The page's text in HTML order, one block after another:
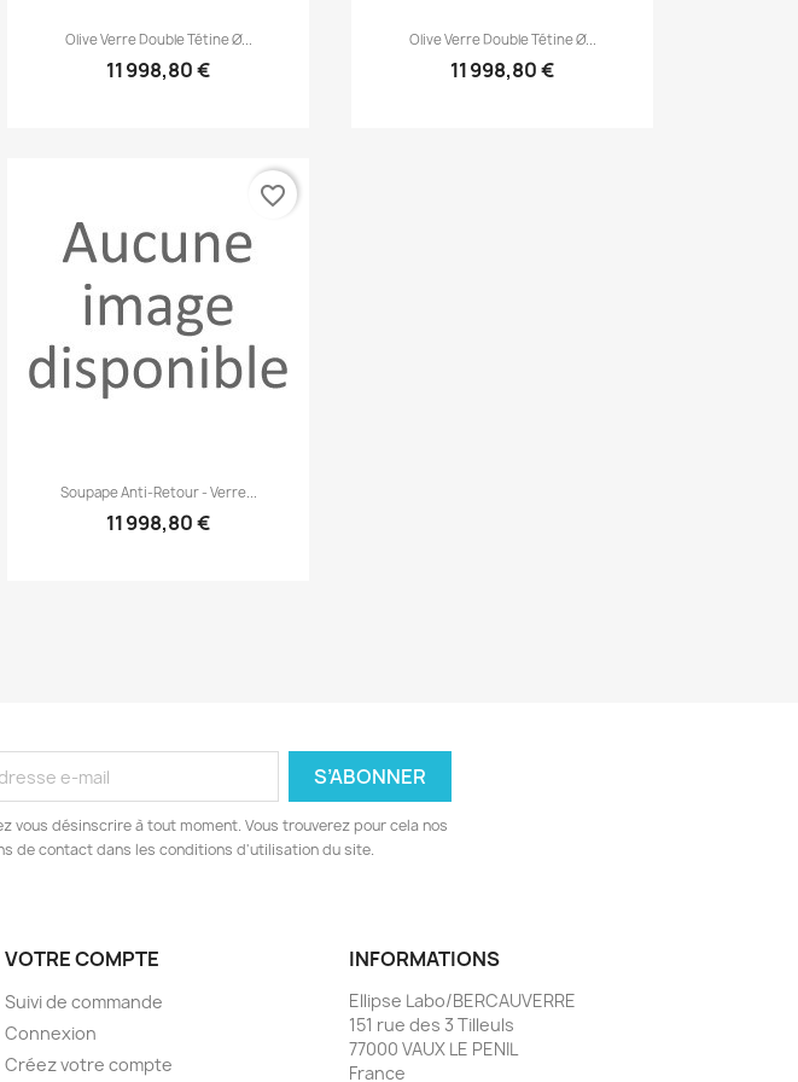
Aperçu rapide
Olive Verre Double Tétine Ø...
11 998,80 €
Aperçu rapide
Olive Verre Double Tétine Ø...
11 998,80 €
Aperçu rapide
Soupape Anti-Retour - Verre...
11 998,80 €
favorite_border
vous désinscrire à tout moment. Vous trouverez pour cela nos
de contact dans les conditions d'utilisation du site.
VOTRE COMPTE
Suivi de commande
Connexion
Créez votre compte
INFORMATIONS
Ellipse Labo/BERCAUVERRE
151 rue des 3 Tilleuls
77000 VAUX LE PENIL
France